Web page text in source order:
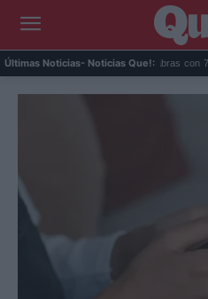
Últimas Noticias- Noticias Que!:
eliminó 140.000 cabras con 700